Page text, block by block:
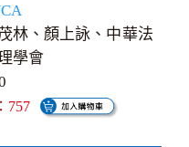
林、顏上詠、中華法
學會
757